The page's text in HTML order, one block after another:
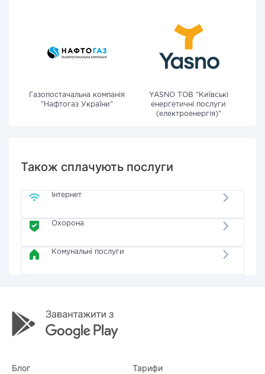
Газопостачальна компанія
"Нафтогаз України"
YASNO ТОВ "Київські
енергетичні послуги
(електроенергія)"
Також сплачують послуги
Інтернет
Охорона
Комунальні послуги
Блог Тарифи